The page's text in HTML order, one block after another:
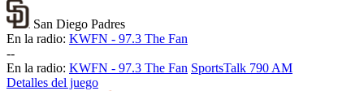
San Diego Padres
En la radio: KWFN - 97.3 The Fan
--
En la radio: KWFN - 97.3 The Fan SportsTalk 790 AM
Detalles del juego